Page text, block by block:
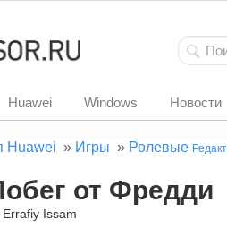
Huawei Windows Новости
Huawei » Игры » Ролевые
от Фредди
Errafiy Issam